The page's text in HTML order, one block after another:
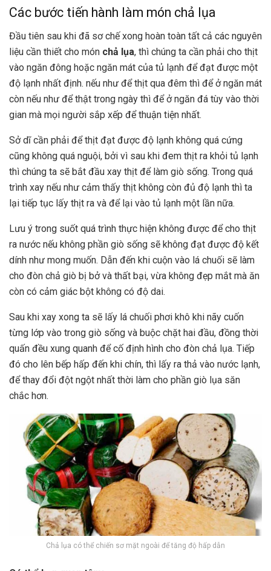
Các bước tiến hành làm món chả lụa
Đầu tiên sau khi đã sơ chế xong hoàn toàn tất cả các nguyên
liệu cần thiết cho món chả lụa, thì chúng ta cần phải cho thịt
vào ngăn đông hoặc ngăn mát của tủ lạnh để đạt được một
độ lạnh nhất định. nếu như để thịt qua đêm thì để ở ngăn mát
còn nếu như để thật trong ngày thì để ở ngăn đá tùy vào thời
gian mà mọi người sắp xếp để thuận tiện nhất.
Sở dĩ cần phải để thịt đạt được độ lạnh không quá cứng
cũng không quá nguội, bởi vì sau khi đem thịt ra khỏi tủ lạnh
thì chúng ta sẽ bắt đầu xay thịt để làm giò sống. Trong quá
trình xay nếu như cảm thấy thịt không còn đủ độ lạnh thì ta
lại tiếp tục lấy thịt ra và để lại vào tủ lạnh một lần nữa.
Lưu ý trong suốt quá trình thực hiện không được để cho thịt
ra nước nếu không phần giò sống sẽ không đạt được độ kết
dính như mong muốn. Dẫn đến khi cuộn vào lá chuối sẽ làm
cho đòn chả giò bị bở và thất bại, vừa không đẹp mắt mà ăn
còn có cảm giác bột không có độ dai.
Sau khi xay xong ta sẽ lấy lá chuối phơi khô khi nãy cuốn
từng lớp vào trong giò sống và buộc chặt hai đầu, đồng thời
quấn đều xung quanh để cố định hình cho đòn chả lụa. Tiếp
đó cho lên bếp hấp đến khi chín, thì lấy ra thả vào nước lạnh,
để thay đổi đột ngột nhất thời làm cho phần giò lụa săn
chắc hơn.
Chả lụa có thể chiến sơ mặt ngoài để tăng độ hấp dẫn